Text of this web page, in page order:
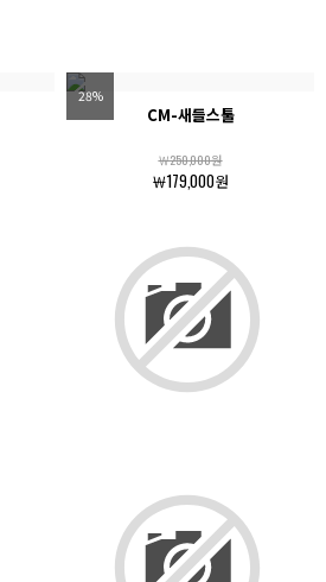
28%
CM-새들스툴
￦250,000원
￦179,000원